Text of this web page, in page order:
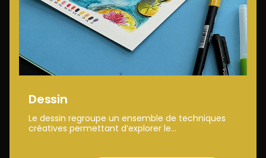
Dessin
Le dessin regroupe un ensemble de techniques
créatives permettant d’explorer le...